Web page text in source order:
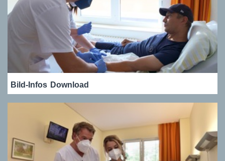
Bild-Infos Download